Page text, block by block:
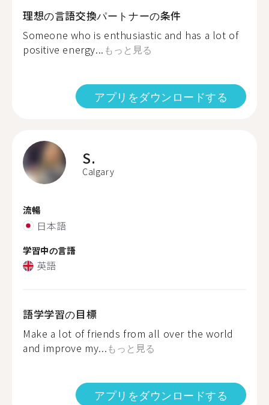
理想の言語交換パートナーの条件
Someone who is enthusiastic and has a lot of
positive energy... もっと見る
アプリをダウンロードする
S.
Calgary
流暢
日本語
学習中の言語
英語
語学学習の目標
Make a lot of friends from all over the world
and improve my...もっと見る
アプリをダウンロードする